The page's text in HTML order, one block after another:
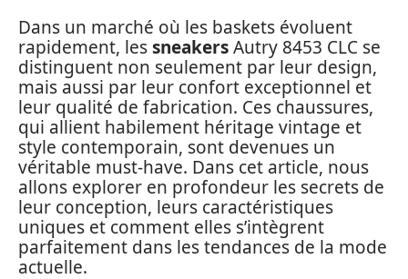
Dans un marché où les baskets évoluent
rapidement, lessneakersAutry 8453 CLC se
distinguent non seulement par leur design,
mais aussi par leur confort exceptionnel et
leur qualité de fabrication. Ces chaussures,
qui allient habilement héritage vintage et
style contemporain, sont devenues un
véritable must-have. Dans cet article, nous
allons explorer en profondeur les secrets de
leur conception, leurs caractéristiques
uniques et comment elles s’intègrent
parfaitement dans les tendances de la mode
actuelle.